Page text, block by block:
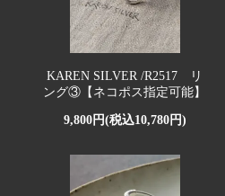
KAREN SILVER /R2517 リ
ング③【ネコポス指定可能】
9,800円(税込10,780円)